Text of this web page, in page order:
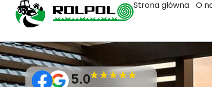
Strona główna O
5.0